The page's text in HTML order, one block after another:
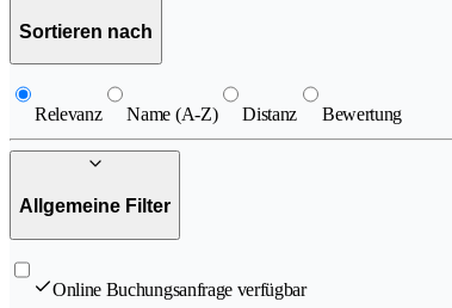
Sortieren nach
Relevanz Name (A-Z) Distanz Bewertung
Allgemeine Filter
Online Buchungsanfrage verfügbar